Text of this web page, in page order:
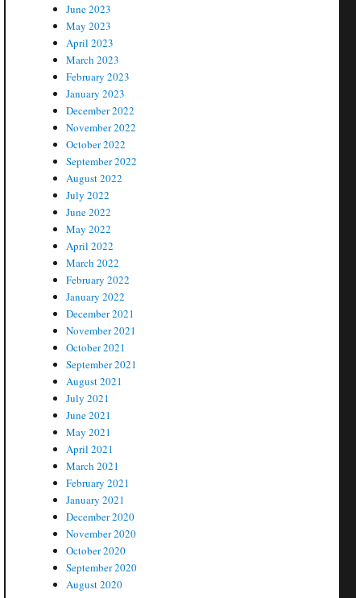
June 2023
May 2023
April 2023
March 2023
February 2023
January 2023
December 2022
November 2022
October 2022
September 2022
August 2022
July 2022
June 2022
May 2022
April 2022
March 2022
February 2022
January 2022
December 2021
November 2021
October 2021
September 2021
August 2021
July 2021
June 2021
May 2021
April 2021
March 2021
February 2021
January 2021
December 2020
November 2020
October 2020
September 2020
August 2020